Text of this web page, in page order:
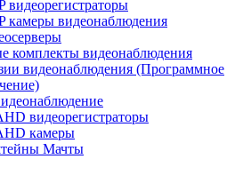
видеорегистраторы
камеры видеонаблюдения
комплекты видеонаблюдения
видеонаблюдения (Программное
видеорегистраторы
камеры
Мачты